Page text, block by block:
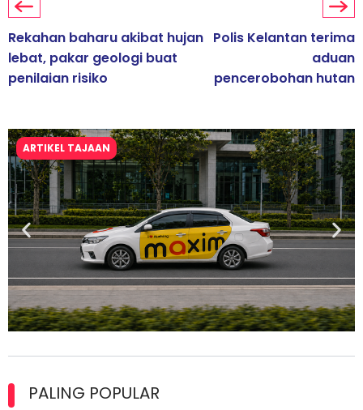
Rekahan baharu akibat hujan
lebat, pakar geologi buat
penilaian risiko
Polis Kelantan terima
aduan
pencerobohan hutan
ARTIKEL TAJAAN
lesen separuh pertama 2026
PALING POPULAR